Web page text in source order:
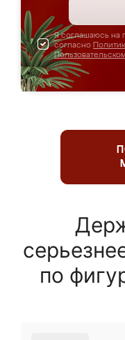
Я соглашаюсь на
согласно
по